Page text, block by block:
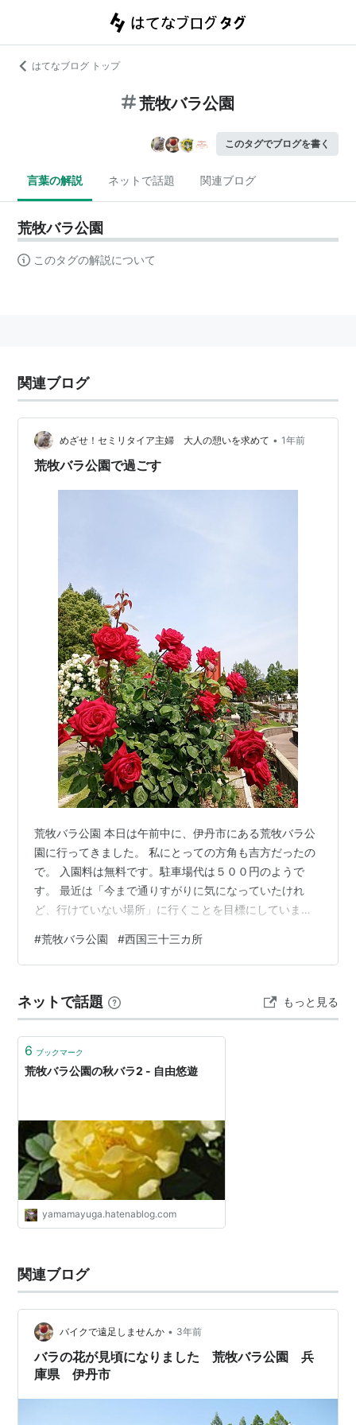
はてなブログ トップ
荒牧バラ公園
このタグでブログを書く
言葉の解説 ネットで話題 関連ブログ
荒牧バラ公園
このタグの解説について
関連ブログ
めざせ！セミリタイア主婦 大人の憩いを求めて • 1年前
荒牧バラ公園で過ごす
荒牧バラ公園 本日は午前中に、伊丹市にある荒牧バラ公
園に行ってきました。 私にとっての方角も吉方だったの
で。 入園料は無料です。駐車場代は５００円のようで
す。 最近は「今まで通りすがりに気になっていたけれ
ど、行けていない場所」に行くことを目標にしていま
かけます。 元気が残っていたら西国三十三か所の中山寺
に寄って帰ろうかと思って写経を持参していましたが、
ーションは終わりです。 無理は禁物。本日の歩数、４５
００歩。 のんびりいきます。 公園の横に鉢植えの販売コ
ーナーもあります。 私の庭にも、バラが…
#荒牧バラ公園 #西国三十三カ所
ネットで話題 もっと見る
6 ブックマーク
荒牧バラ公園の秋バラ2 - 自由悠遊
yamamayuga.hatenablog.com
関連ブログ
バイクで遠足しませんか • 3年前
バラの花が見頃になりました 荒牧バラ公園 兵
庫県 伊丹市